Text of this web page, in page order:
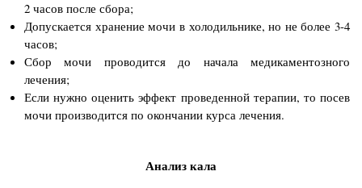
2 часов после сбора;
Допускается хранение мочи в холодильнике, но не более 3-4
часов;
Сбор мочи проводится до начала медикаментозного
лечения;
Если нужно оценить эффект проведенной терапии, то посев
мочи производится по окончании курса лечения.
Анализ кала